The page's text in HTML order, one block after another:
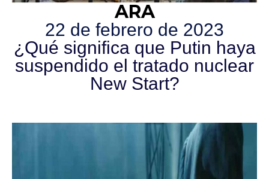
ARA
22 de febrero de 2023
¿Qué significa que Putin haya
suspendido el tratado nuclear
New Start?